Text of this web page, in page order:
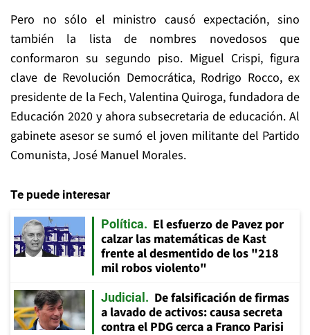
Pero no sólo el ministro causó expectación, sino
también la lista de nombres novedosos que
conformaron su segundo piso. Miguel Crispi, figura
clave de Revolución Democrática, Rodrigo Rocco, ex
presidente de la Fech, Valentina Quiroga, fundadora de
Educación 2020 y ahora subsecretaria de educación. Al
gabinete asesor se sumó el joven militante del Partido
Comunista, José Manuel Morales.
Te puede interesar
Política
El esfuerzo de Pavez por
calzar las matemáticas de Kast
frente al desmentido de los "218
mil robos violento"
Judicial
De falsificación de firmas
a lavado de activos: causa secreta
contra el PDG cerca a Franco Parisi